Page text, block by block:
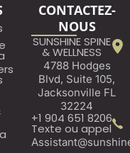
CONTACTEZ-
NOUS
SUNSHINE SPINE
& WELLNESS
4788 Hodges
Blvd, Suite 105,
Jacksonville FL
32224
+1 904 651 8206
Texte ou appel